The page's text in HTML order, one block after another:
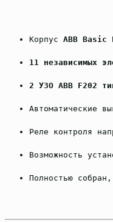
Корпус ABB Basic
11 независимых
2 УЗО ABB F202
Автоматические
Реле контроля
Возможность
Полностью